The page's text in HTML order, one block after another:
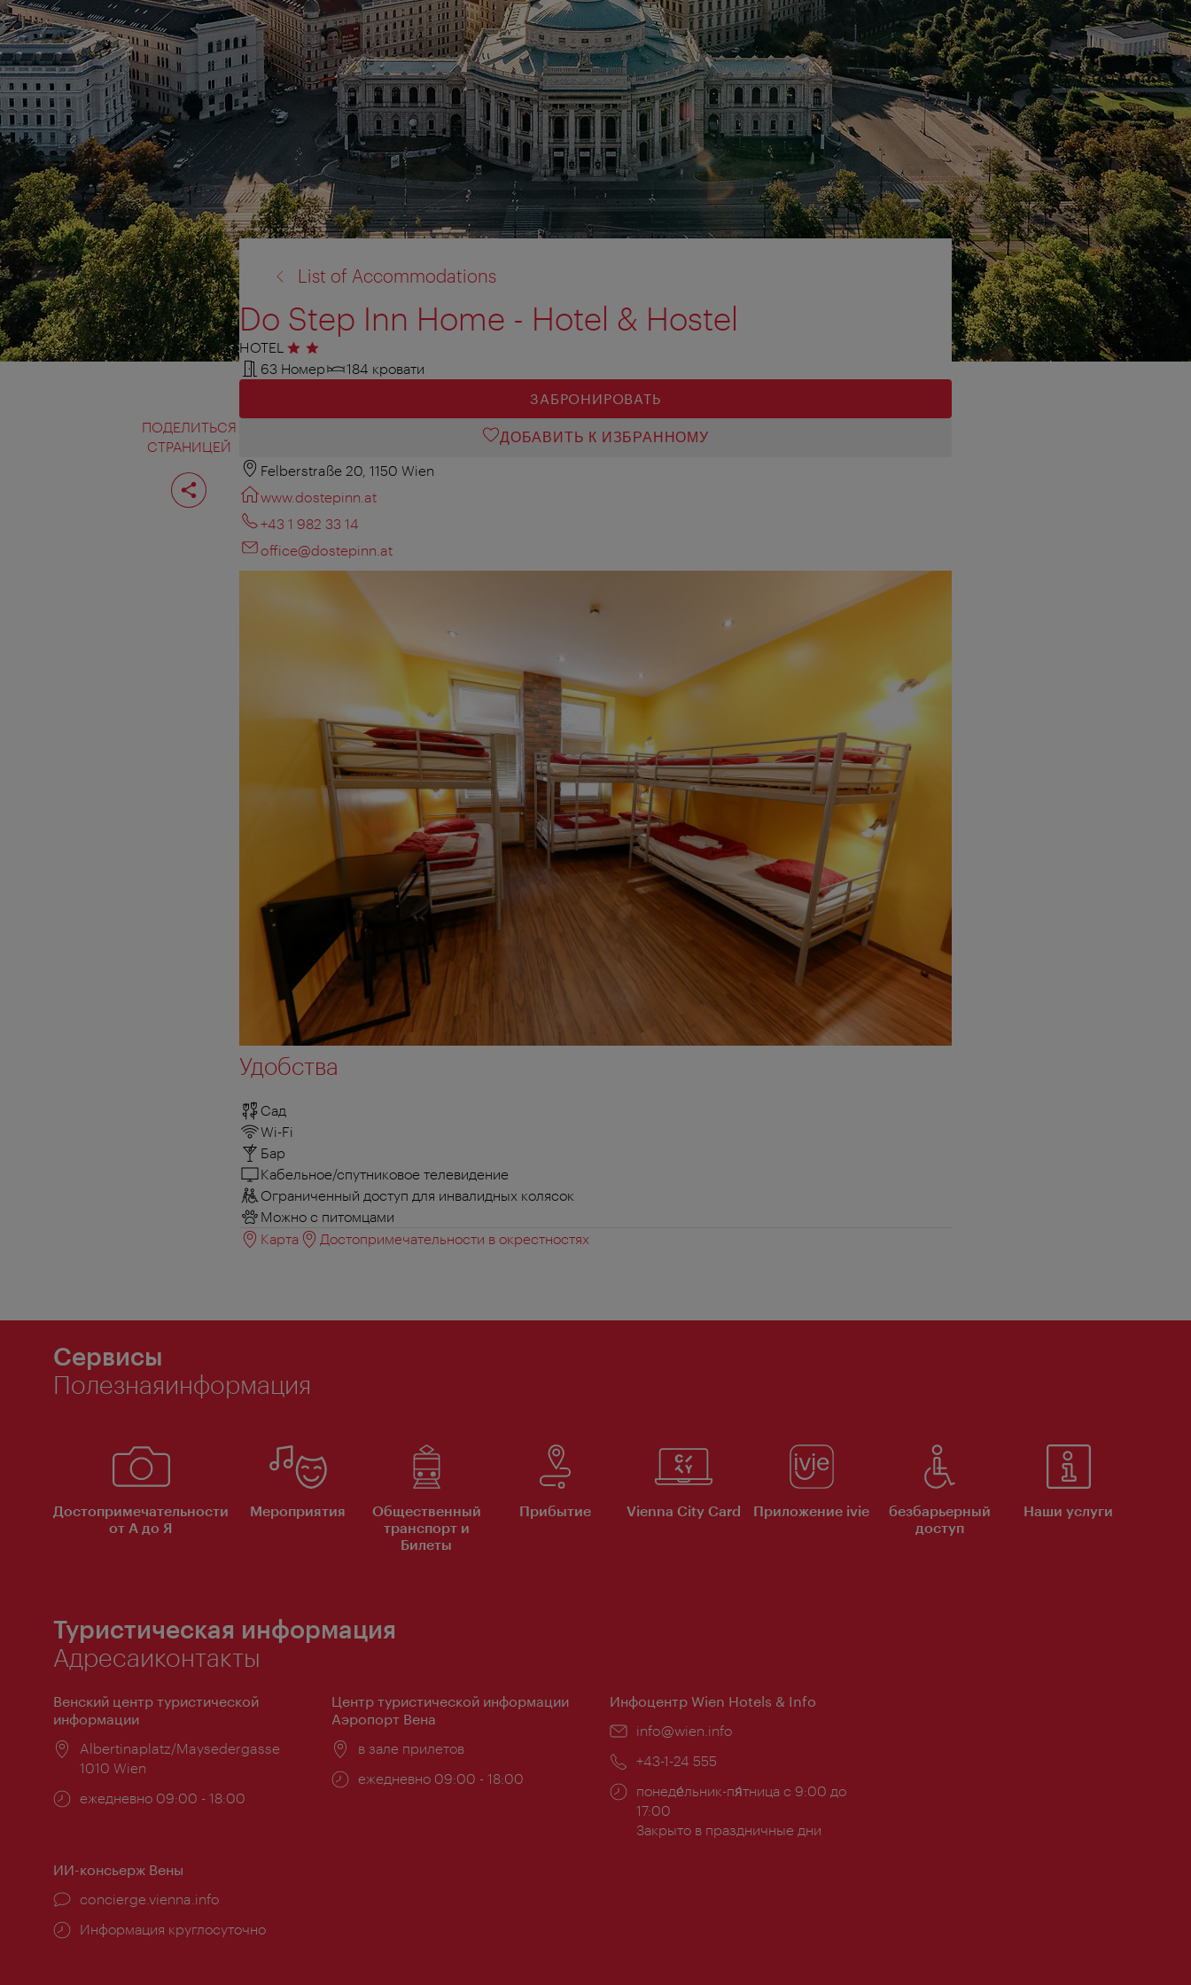
ПОДЕЛИТЬСЯ
СТРАНИЦЕЙ
Поделиться
страницей
List of Accommodations
Do Step Inn Home - Hotel & Hostel
HOTEL 2 звезды
63 Номер
184 кровати
ЗАБРОНИРОВАТЬ
ДОБАВИТЬ К ИЗБРАННОМУ
Felberstraße 20, 1150 Wien
www.dostepinn.at
+43 1 982 33 14
office@dostepinn.at
Удобства
Сад
Wi-Fi
Бар
Кабельное/спутниковое телевидение
Ограниченный доступ для инвалидных колясок
Можно с питомцами
Карта
Достопримечательности в окрестностях
Сервисы
Полезнаяинформация
Достопримечательности
от А до Я
Мероприятия
Общественный
транспорт и
Билеты
Прибытие Vienna City Card Приложение ivie
безбарьерный
доступ
Наши услуги
Туристическая информация
Адресаиконтакты
Венский центр туристической
информации
Расположение:
Albertinaplatz/Maysedergasse
1010 Wien
Часы
ежедневно 09:00 - 18:00
Центр туристической информации
Аэропорт Вена
Расположение:
в зале прилетов
Часы
ежедневно 09:00 - 18:00
Инфоцентр Wien Hotels & Info
Эл.
info@wien.info
Телефон:
+43-1-24 555
Часы
работы:
понеде́льник-пя́тница с 9:00 до
17:00
Закрыто в праздничные дни
ИИ-консьерж Вены
concierge.vienna.info
Информация круглосуточно